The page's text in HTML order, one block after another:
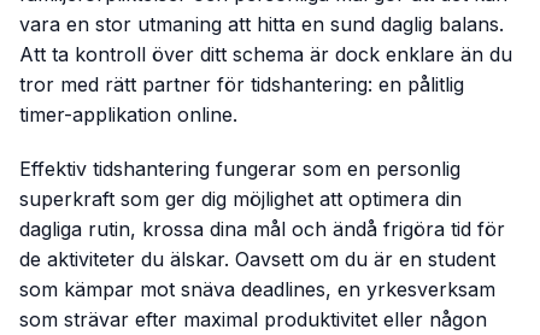
vara en stor utmaning att hitta en sund daglig balans.
Att ta kontroll över ditt schema är dock enklare än du
tror med rätt partner för tidshantering: en pålitlig
timer-applikation online.
Effektiv tidshantering fungerar som en personlig
superkraft som ger dig möjlighet att optimera din
dagliga rutin, krossa dina mål och ändå frigöra tid för
de aktiviteter du älskar. Oavsett om du är en student
som kämpar mot snäva deadlines, en yrkesverksam
som strävar efter maximal produktivitet eller någon